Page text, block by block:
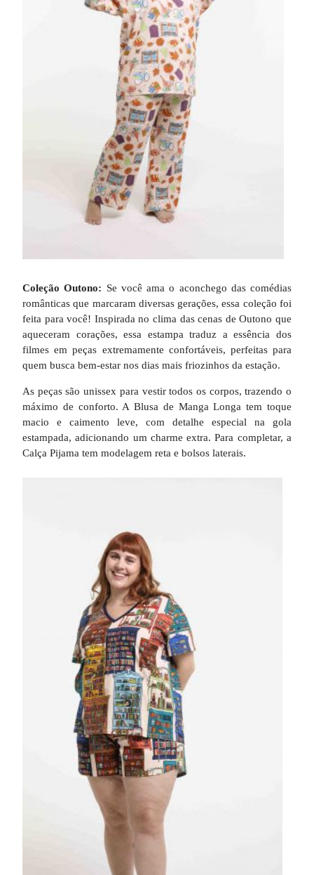
Coleção Outono: Se você ama o aconchego das comédias
românticas que marcaram diversas gerações, essa coleção foi
feita para você! Inspirada no clima das cenas de Outono que
aqueceram corações, essa estampa traduz a essência dos
filmes em peças extremamente confortáveis, perfeitas para
quem busca bem-estar nos dias mais friozinhos da estação.
As peças são unissex para vestir todos os corpos, trazendo o
máximo de conforto. A Blusa de Manga Longa tem toque
macio e caimento leve, com detalhe especial na gola
estampada, adicionando um charme extra. Para completar, a
Calça Pijama tem modelagem reta e bolsos laterais.